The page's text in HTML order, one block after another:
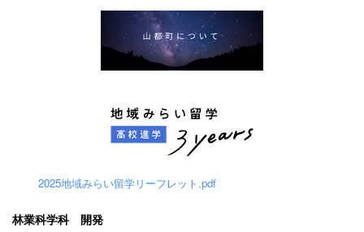
2025地域みらい留学リーフレット.pdf
林業科学科 開発